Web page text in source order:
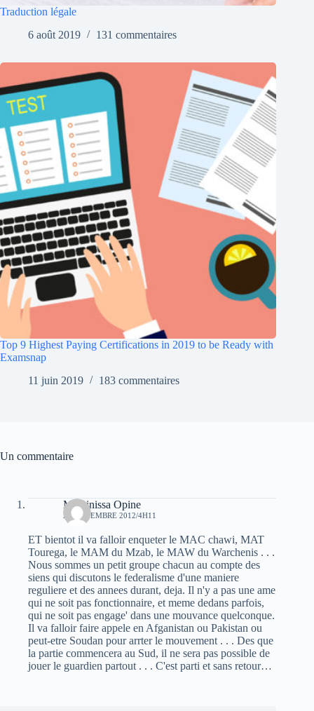
Traduction légale
6 août 2019
131 commentaires
Top 9 Highest Paying Certifications in 2019 to be Ready with
Examsnap
11 juin 2019
183 commentaires
Un commentaire
Massinissa Opine
22 NOVEMBRE 2012/4H11
ET bientot il va falloir enqueter le MAC chawi, MAT
Tourega, le MAM du Mzab, le MAW du Warchenis . . .
Nous sommes un petit groupe chacun au compte des
siens qui discutons le federalisme d'une maniere
reguliere et des annees durant, deja. Il n'y a pas une ame
qui ne soit pas fonctionnaire, et meme dedans parfois,
qui ne soit pas engage' dans une mouvance quelconque.
Il va falloir faire appele en Afganistan ou Pakistan ou
peut-etre Soudan pour arrter le mouvement . . . Des que
la partie commencera au Sud, il ne sera pas possible de
jouer le guardien partout . . . C'est parti et sans retour…